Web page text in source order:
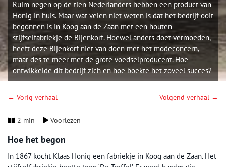
Ruim negen op de tien Nederlanders hebben een product van
Honig in huis. Maar wat velen niet weten is dat het bedrijf ooit
begonnen is in Koog aan de Zaan met een houten
stijfselfabriekje de Bijenkorf. Hoewel anders doet vermoeden,
heeft deze Bijenkorf niet van doen met het modeconcern,
maar des te meer met de grote voedselproducent. Hoe
ontwikkelde dit bedrijf zich en hoe boekte het zoveel succes?
← Vorig verhaal Volgend verhaal →
2 min Voorlezen
Hoe het begon
In 1867 kocht Klaas Honig een fabriekje in Koog aan de Zaan. Het